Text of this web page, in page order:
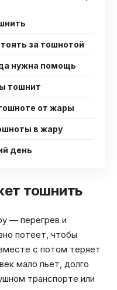
за тошнотой
нужна помощь
тошнит
от жары
в жару
день
тошнить
— перегрев и
потеет, чтобы
с потом теряет
мало пьет, долго
транспорте или